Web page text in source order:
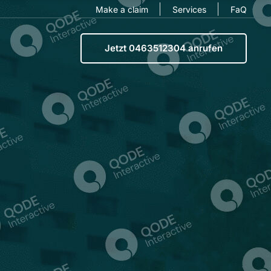
Make a claim Services FaQ
Jetzt 0463512304 anrufen